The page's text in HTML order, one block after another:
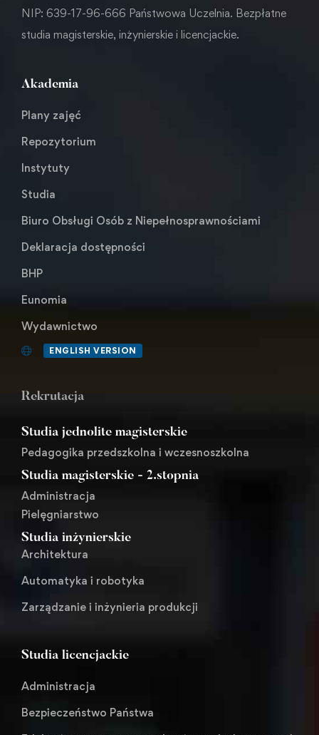
NIP: 639-17-96-666 Państwowa Uczelnia. Bezpłatne
studia magisterskie, inżynierskie i licencjackie.
Akademia
Plany zajęć
Repozytorium
Instytuty
Studia
Biuro Obsługi Osób z Niepełnosprawnościami
Deklaracja dostępności
BHP
Eunomia
Wydawnictwo
ENGLISH VERSION
Rekrutacja
Studia jednolite magisterskie
Pedagogika przedszkolna i wczesnoszkolna
Studia magisterskie - 2.stopnia
Administracja
Pielęgniarstwo
Studia inżynierskie
Architektura
Automatyka i robotyka
Zarządzanie i inżynieria produkcji
Studia licencjackie
Administracja
Bezpieczeństwo Państwa